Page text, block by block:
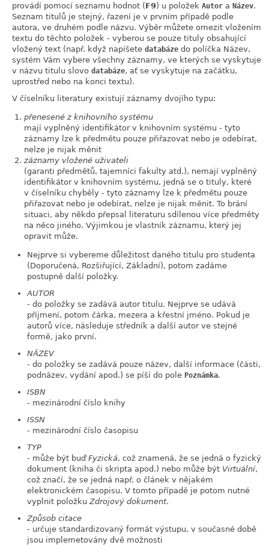
provádí pomocí seznamu hodnot (F9) u položek Autor a Název.
Seznam titulů je stejný, řazení je v prvním případě podle
autora, ve druhém podle názvu. Výběr můžete omezit vložením
textu do těchto položek - vyberou se pouze tituly obsahující
vložený text (např. když napíšete databáze do políčka Název,
systém Vám vybere všechny záznamy, ve kterých se vyskytuje
v názvu titulu slovo databáze, ať se vyskytuje na začátku,
uprostřed nebo na konci textu).
V číselníku literatury existují záznamy dvojího typu:
přenesené z knihovního systému
mají vyplněný identifikátor v knihovním systému - tyto
záznamy lze k předmětu pouze přiřazovat nebo je odebírat,
nelze je nijak měnit
záznamy vložené uživateli
(garanti předmětů, tajemníci fakulty atd.), nemají vyplněný
identifikátor v knihovním systému, jedná se o tituly, které
v číselníku chyběly - tyto záznamy lze k předmětu pouze
přiřazovat nebo je odebírat, nelze je nijak měnit. To brání
situaci, aby někdo přepsal literaturu sdílenou více předměty
na něco jiného. Výjimkou je vlastník záznamu, který jej
opravit může.
Nejprve si vybereme důležitost daného titulu pro studenta
(Doporučená, Rozšiřující, Základní), potom zadáme
postupně další položky.
AUTOR
- do položky se zadává autor titulu. Nejprve se udává
příjmení, potom čárka, mezera a křestní jméno. Pokud je
autorů více, následuje středník a další autor ve stejné
formě, jako první.
NÁZEV
- do položky se zadává pouze název, další informace (části,
podnázev, vydání apod.) se píší do pole Poznámka.
ISBN
- mezinárodní číslo knihy
ISSN
- mezinárodní číslo časopisu
TYP
- může být buďFyzická, což znamená, že se jedná o fyzický
dokument (kniha či skripta apod.) nebo může být Virtuální,
což značí, že se jedná např. o článek v nějakém
elektronickém časopisu. V tomto případě je potom nutné
vyplnit položkuZdrojový dokument.
Způsob citace
- určuje standardizovaný formát výstupu, v současné době
jsou implemetovány dvě možnosti